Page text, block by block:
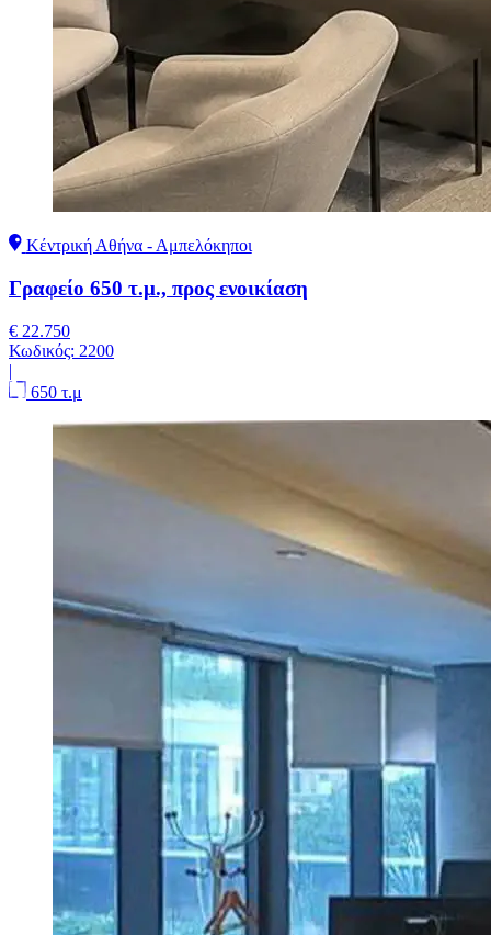
Κέντρική Αθήνα - Αμπελόκηποι
Γραφείο 650 τ.μ., προς ενοικίαση
€ 22.750
Κωδικός: 2200
|
650 τ.μ